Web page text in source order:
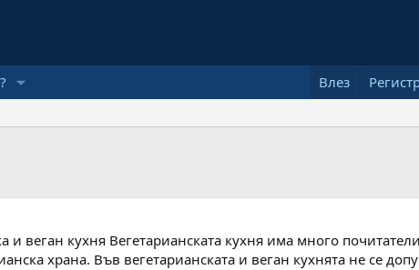
Влез
и веган кухня Вегетарианската кухня има много
храна. Във вегетарианската и веган кухнята не се